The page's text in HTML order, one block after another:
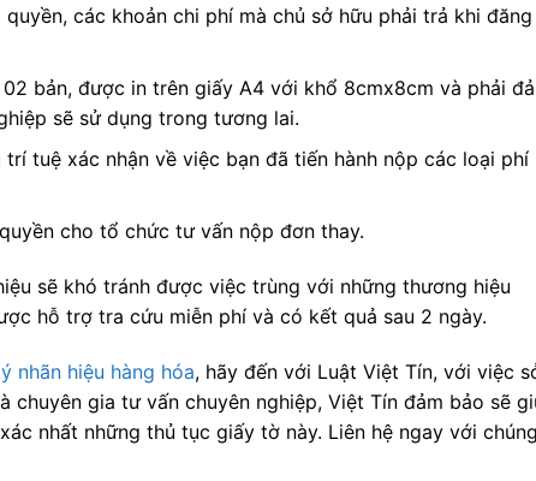
các khoản chi phí mà chủ sở hữu phải trả khi
bản, được in trên giấy A4 với khổ 8cmx8cm và phải
sẽ sử dụng trong tương lai.
tuệ xác nhận về việc bạn đã tiến hành nộp các loại phí
cho tổ chức tư vấn nộp đơn thay.
sẽ khó tránh được việc trùng với những thương hiệu
hỗ trợ tra cứu miễn phí và có kết quả sau 2 ngày.
nhãn hiệu hàng hóa, hãy đến với Luật Việt Tín, với việc
chuyên gia tư vấn chuyên nghiệp, Việt Tín đảm bảo sẽ
nhất những thủ tục giấy tờ này. Liên hệ ngay với chúng